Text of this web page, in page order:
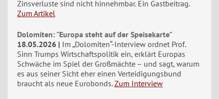
Zinsverluste sind nicht hinnehmbar. Ein Gastbeitrag.
Zum Artikel
Dolomiten: "Europa steht auf der Speisekarte"
18.05.2026
Im „Dolomiten“-Interview ordnet Prof.
Sinn Trumps Wirtschaftspolitik ein, erklärt Europas
Schwäche im Spiel der Großmächte – und sagt, warum
es aus seiner Sicht eher einen Verteidigungsbund
braucht als neue Eurobonds. Zum Interview